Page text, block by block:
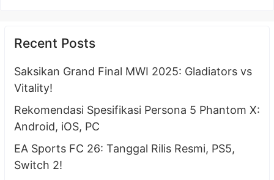
Recent Posts
Saksikan Grand Final MWI 2025: Gladiators vs
Vitality!
Rekomendasi Spesifikasi Persona 5 Phantom X:
Android, iOS, PC
EA Sports FC 26: Tanggal Rilis Resmi, PS5,
Switch 2!